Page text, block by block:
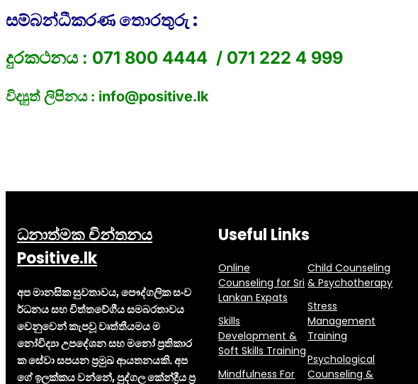
සම්බන්ධීකරණ ‌තොරතුරු :
දුරකථනය : 071 800 4444 / 071 222 4 999
විද්‍යුත් ලිපිනය : info@positive.lk
ධනාත්මක චින්තනය
Positive.lk
අප මානසික සුවතාවය, පෞද්ගලික සංව
ර්ධනය සහ චිත්තවේගීය සමබරතාවය
වෙනුවෙන් කැපවූ වෘත්තීයමය ම
නෝවිද්‍යා උපදේශන සහ මනෝ ප්‍රතිකාර
ක සේවා සපයන ප්‍රමුඛ ආයතනයකි. අප
ගේ ඉලක්කය වන්නේ, පුද්ගල කේන්ද්‍රීය ප්‍ර
Useful Links
Online
Counseling for Sri
Lankan Expats
Skills
Development &
Soft Skills Training
Mindfulness For
Child Counseling
& Psychotherapy
Stress
Management
Training
Psychological
Counseling &